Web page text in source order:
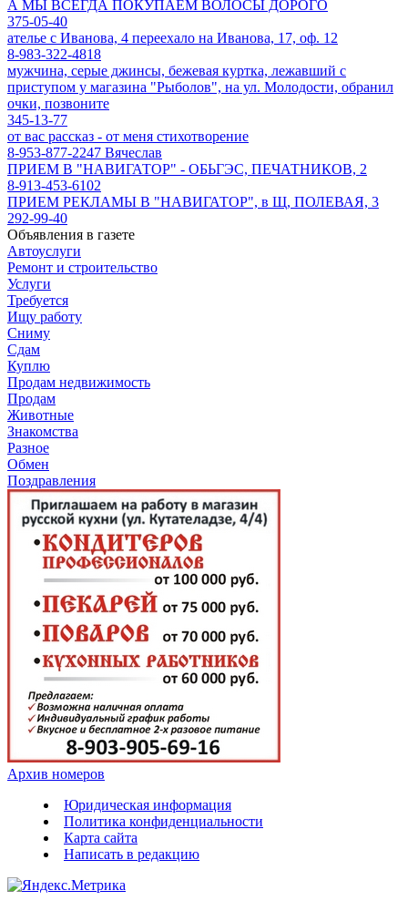
А МЫ ВСЕГДА ПОКУПАЕМ ВОЛОСЫ ДОРОГО
375-05-40
ателье с Иванова, 4 переехало на Иванова, 17, оф. 12
8-983-322-4818
мужчина, серые джинсы, бежевая куртка, лежавший с
приступом у магазина "Рыболов", на ул. Молодости, обранил
очки, позвоните
345-13-77
от вас рассказ - от меня стихотворение
8-953-877-2247 Вячеслав
ПРИЕМ В "НАВИГАТОР" - ОБЬГЭС, ПЕЧАТНИКОВ, 2
8-913-453-6102
ПРИЕМ РЕКЛАМЫ В "НАВИГАТОР", в Щ, ПОЛЕВАЯ, 3
292-99-40
Объявления в газете
Автоуслуги
Ремонт и строительство
Услуги
Требуется
Ищу работу
Сниму
Сдам
Куплю
Продам недвижимость
Продам
Животные
Знакомства
Разное
Обмен
Поздравления
Архив номеров
Юридическая информация
Политика конфиденциальности
Карта сайта
Написать в редакцию